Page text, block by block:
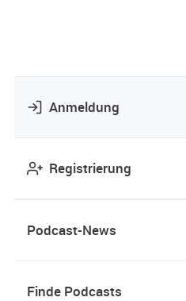
Anmeldung
Registrierung
Podcast-News
Finde Podcasts